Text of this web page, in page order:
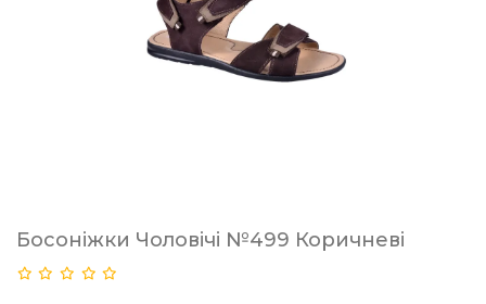
Босоніжки Чоловічі №499 Коричневі